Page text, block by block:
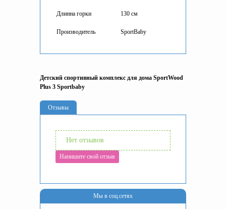
Длинна горки 130 см
Производитель SportBaby
Детский спортивный комплекс для дома SportWood
Plus 3 Sportbaby
Отзывы
Нет отзывов
Напишите свой отзыв
Мы в соц.сетях